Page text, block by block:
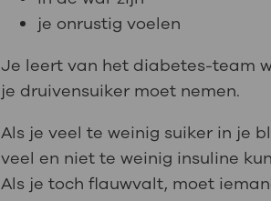
je onrustig voelen
Je leert van het diabetes-team
je druivensuiker moet nemen.
Als je veel te weinig suiker in je
veel en niet te weinig insuline
Als je toch flauwvalt, moet